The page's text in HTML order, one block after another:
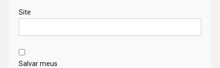
Site
Salvar meus